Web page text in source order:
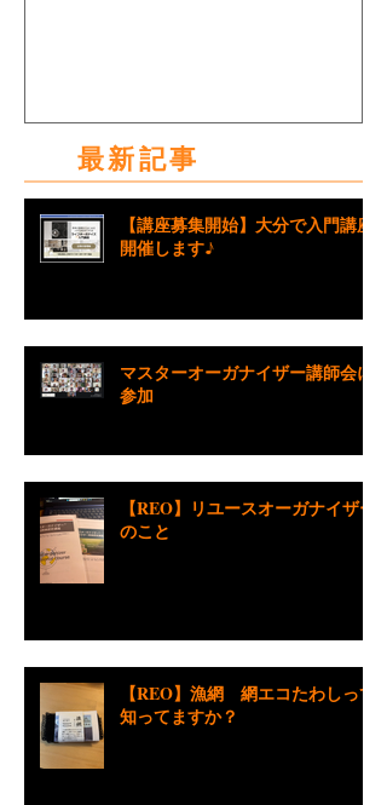
最新記事
【講座募集開始】大分で入門講座
開催します♪
マスターオーガナイザー講師会に
参加
【REO】リユースオーガナイザー
のこと
【REO】漁網 網エコたわしって
知ってますか？